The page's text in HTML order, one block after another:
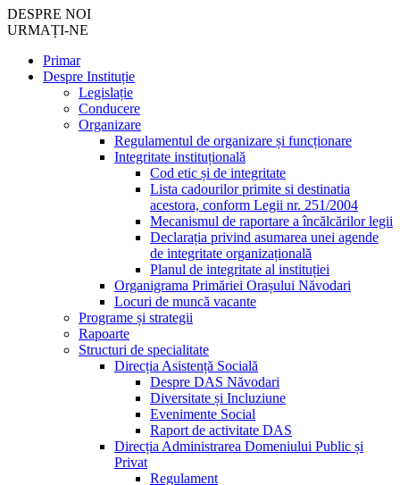
DESPRE NOI
URMAȚI-NE
Primar
Despre Instituție
Legislație
Conducere
Organizare
Regulamentul de organizare și funcționare
Integritate instituțională
Cod etic și de integritate
Lista cadourilor primite si destinatia
acestora, conform Legii nr. 251/2004
Mecanismul de raportare a încălcărilor legii
Declarația privind asumarea unei agende
de integritate organizațională
Planul de integritate al instituției
Organigrama Primăriei Orașului Năvodari
Locuri de muncă vacante
Programe și strategii
Rapoarte
Structuri de specialitate
Direcția Asistență Socială
Despre DAS Năvodari
Diversitate și Incluziune
Evenimente Social
Raport de activitate DAS
Direcția Administrarea Domeniului Public și
Privat
Regulament